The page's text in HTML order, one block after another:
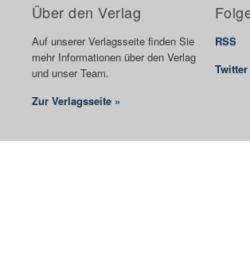
Über den Verlag
Auf unserer Verlagsseite finden Sie
mehr Informationen über den Verlag
und unser Team.
Zur Verlagsseite »
RSS
Twitter